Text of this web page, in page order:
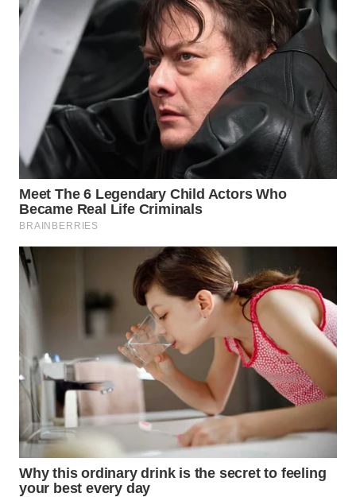
WAHANA
INFRASTRUKTUR
WAHANA
KONSUMEN
WAHANA
LISTRIK
WAHANA
TRAVEL
WAHANA
WAHANANEWS
CO ID
WAHANANEWS
NET